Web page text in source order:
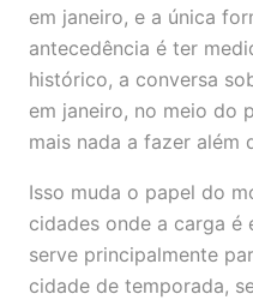
em janeiro, e a única
antecedência é ter
histórico, a conversa
em janeiro, no meio do
mais nada a fazer além
Isso muda o papel do
cidades onde a carga é
serve principalmente
cidade de temporada,